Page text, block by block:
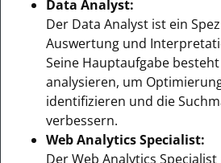
Data Analyst:
Der Data Analyst ist ein
Auswertung und
Seine Hauptaufgabe
analysieren, um
identifizieren und die
verbessern.
Web Analytics Specialist:
Der Web Analytics